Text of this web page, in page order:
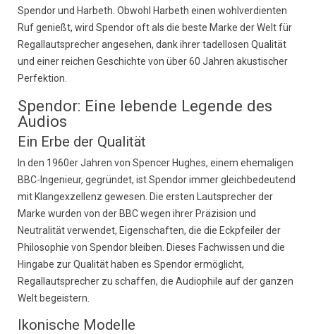
Spendor und Harbeth. Obwohl Harbeth einen wohlverdienten
Ruf genießt, wird Spendor oft als die beste Marke der Welt für
Regallautsprecher angesehen, dank ihrer tadellosen Qualität
und einer reichen Geschichte von über 60 Jahren akustischer
Perfektion.
Spendor: Eine lebende Legende des
Audios
Ein Erbe der Qualität
In den 1960er Jahren von Spencer Hughes, einem ehemaligen
BBC-Ingenieur, gegründet, ist Spendor immer gleichbedeutend
mit Klangexzellenz gewesen. Die ersten Lautsprecher der
Marke wurden von der BBC wegen ihrer Präzision und
Neutralität verwendet, Eigenschaften, die die Eckpfeiler der
Philosophie von Spendor bleiben. Dieses Fachwissen und die
Hingabe zur Qualität haben es Spendor ermöglicht,
Regallautsprecher zu schaffen, die Audiophile auf der ganzen
Welt begeistern.
Ikonische Modelle